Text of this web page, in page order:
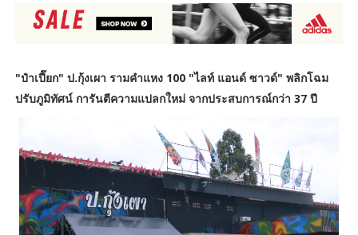
"ป๋าเปี๊ยก" ป.กุ้งเผา รามคำแหง 100 "ไลท์ แอนด์ ซาวด์" พลิกโฉม
ปรับภูมิทัศน์ การันตีความแปลกใหม่ จากประสบการณ์กว่า 37 ปี